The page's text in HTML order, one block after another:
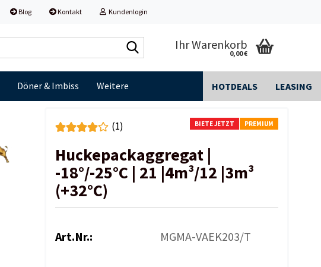
Blog Kontakt Kundenlogin
durchsuchen...
Ihr Warenkorb
0,00 €
Döner & Imbiss HOTDEALS LEASING
Weitere
BIETE JETZT PREMIUM
(1)
Huckepackaggregat |
-18°/-25°C | 21 |4m³/12 |3m³
(+32°C)
Art.Nr.: MGMA-VAEK203/T